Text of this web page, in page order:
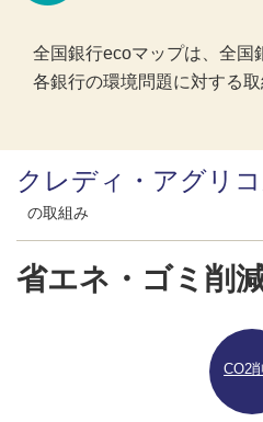
全国銀行ecoマップは、全国
各銀行の環境問題に対する
クレディ・アグリ
の取組み
省エネ・ゴミ削
CO2